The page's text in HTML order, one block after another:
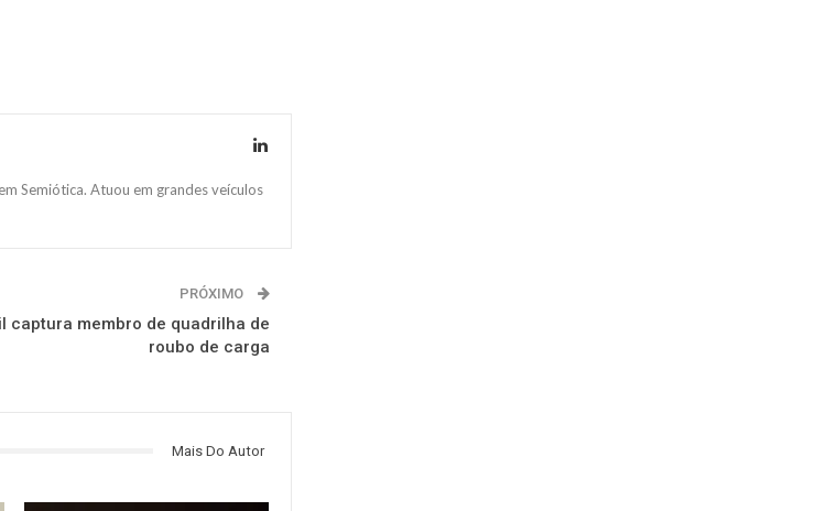
Semiótica. Atuou em grandes veículos
PRÓXIMO
captura membro de quadrilha de
roubo de carga
Mais Do Autor